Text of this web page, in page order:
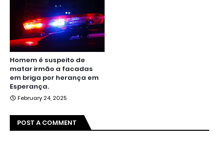
Homem é suspeito de
matar irmão a facadas
em briga por herança em
Esperança.
February 24, 2025
POST A COMMENT